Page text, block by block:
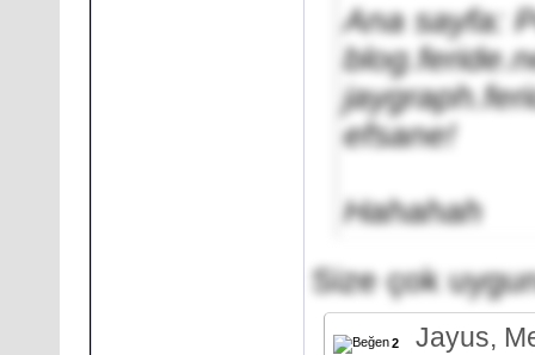
Ana sayfa:
efsane!
Hahahah
Size çok
2 Jayus,